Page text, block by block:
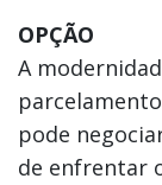
OPÇÃO
A
pode
de enfrentar